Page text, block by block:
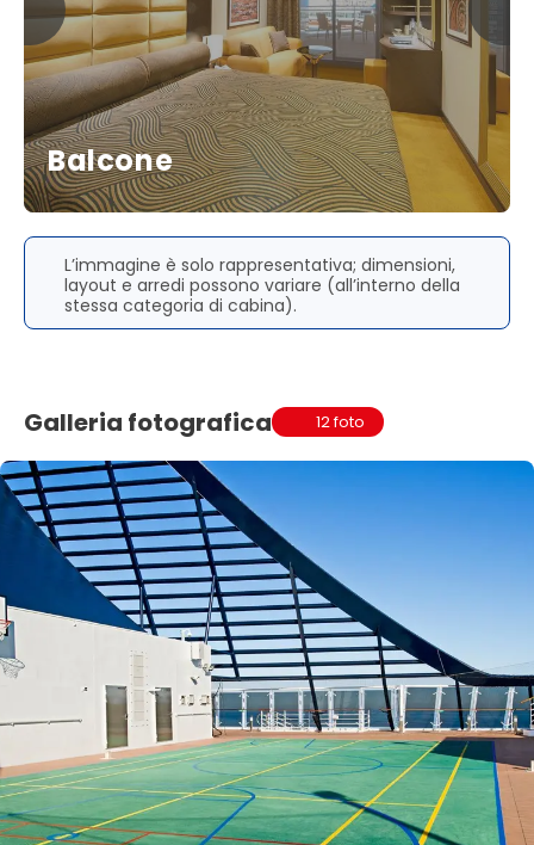
Balcone
L’immagine è solo rappresentativa; dimensioni,
layout e arredi possono variare (all’interno della
stessa categoria di cabina).
Galleria fotografica 12 foto